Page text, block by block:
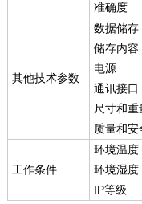
准确度
其他技术参数
数据储存
储存内容
电源
通讯接口
尺寸和重
质量和
工作条件
环境温度
环境湿度
IP等级